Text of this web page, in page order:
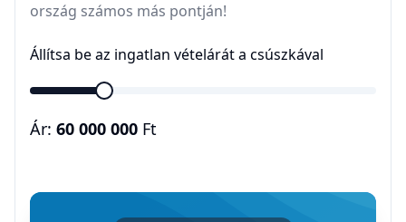
ország számos más pontján!
Állítsa be az ingatlan vételárát a csúszkával
Ár: 60 000 000 Ft